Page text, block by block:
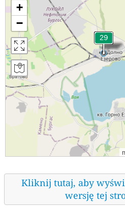
+
−
Kliknij tutaj, aby
wersję tej